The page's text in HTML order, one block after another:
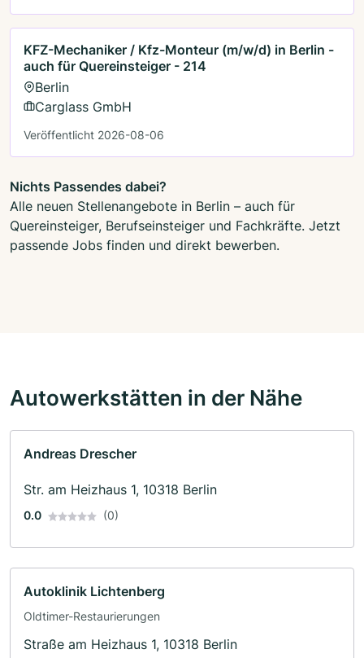
KFZ-Mechaniker / Kfz-Monteur (m/w/d) in Berlin -
auch für Quereinsteiger - 214
Berlin
Carglass GmbH
Veröffentlicht 2026-08-06
Nichts Passendes dabei?
Alle neuen Stellenangebote in Berlin – auch für
Quereinsteiger, Berufseinsteiger und Fachkräfte. Jetzt
passende Jobs finden und direkt bewerben.
Autowerkstätten in der Nähe
Andreas Drescher
Str. am Heizhaus 1, 10318 Berlin
0.0 (0)
Autoklinik Lichtenberg
Oldtimer-Restaurierungen
Straße am Heizhaus 1, 10318 Berlin